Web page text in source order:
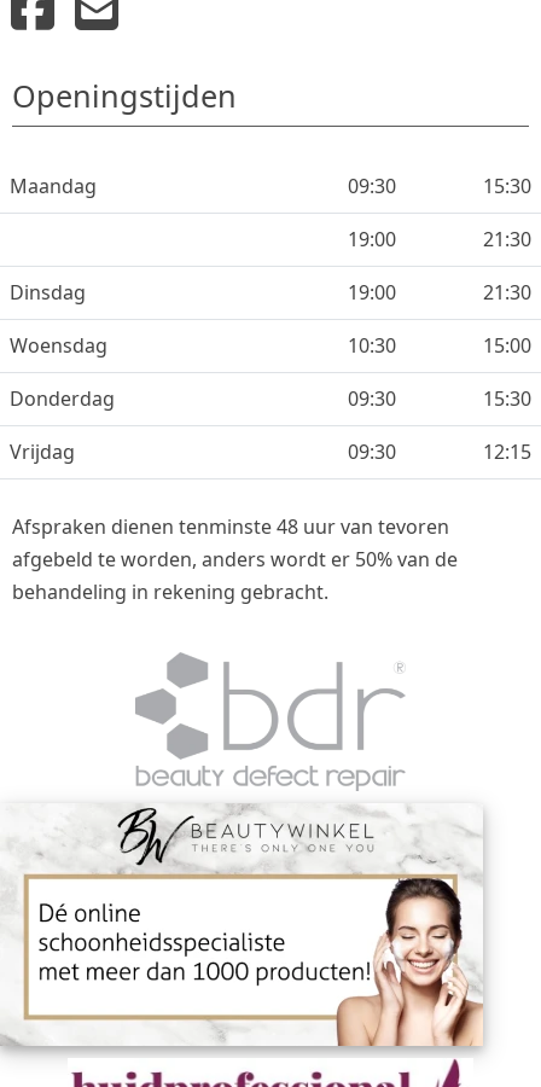
Openingstijden
Maandag 09:30
15:30
19:00
21:30
Dinsdag
19:00
21:30
Woensdag
10:30
15:00
Donderdag
09:30
15:30
Vrijdag
09:30 12:15
Afspraken dienen tenminste 48 uur van tevoren
afgebeld te worden, anders wordt er 50% van de
behandeling in rekening gebracht.